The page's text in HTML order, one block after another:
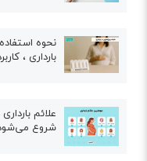
نحوه
بارداری ،
علائم
شروع